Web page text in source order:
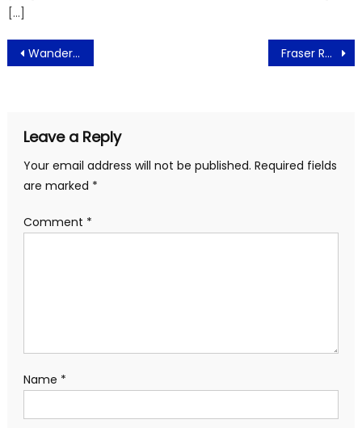
[…]
Post
navigation
Wander.Etc Berikan Pengalaman Berkualitas Tinggi Bagi Para Penggunanya Fraser Residence Sudirman Jakarta Rayakan International Housekeeping Week
Leave a Reply
Your email address will not be published. Required fields
are marked *
Comment *
Name *